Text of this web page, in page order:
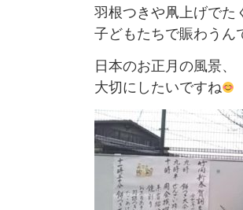
羽根つきや凧上げでた
子どもたちで賑わうん
日本のお正月の風景、
大切にしたいですね